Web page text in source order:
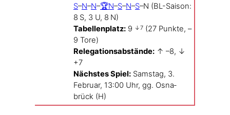
S–N–N–🏆N–S–N–S–N (BL-Saison:
8 S, 3 U, 8 N)
Tabel­len­platz: 9 ↓7 (27 Punk­te, –
9 Tore)
Rele­ga­ti­ons­ab­stän­de: ↑ –8, ↓
+7
Nächs­tes Spiel: Sams­tag, 3.
Febru­ar, 13:00 Uhr, gg. Osna­
brück (H)